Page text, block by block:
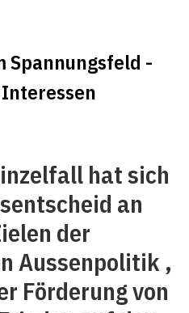
Spannungsfeld
hat sich
an
der
Aussenpolitik ,
Förderung von